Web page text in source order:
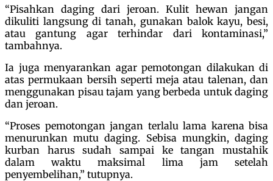
“Pisahkan daging dari jeroan. Kulit hewan jangan
dikuliti langsung di tanah, gunakan balok kayu, besi,
atau gantung agar terhindar dari kontaminasi,”
tambahnya.
Ia juga menyarankan agar pemotongan dilakukan di
atas permukaan bersih seperti meja atau talenan, dan
menggunakan pisau tajam yang berbeda untuk daging
dan jeroan.
“Proses pemotongan jangan terlalu lama karena bisa
menurunkan mutu daging. Sebisa mungkin, daging
kurban harus sudah sampai ke tangan mustahik
dalam waktu maksimal lima jam setelah
penyembelihan,” tutupnya.